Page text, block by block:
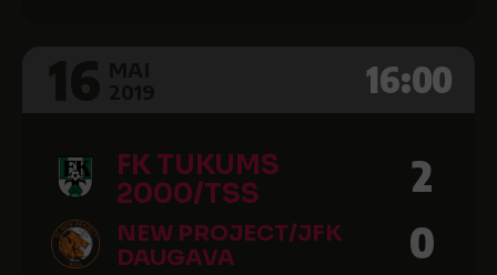
16:00
FK TUKUMS
2000/TSS
2
NEW PROJECT/JFK
DAUGAVA
0